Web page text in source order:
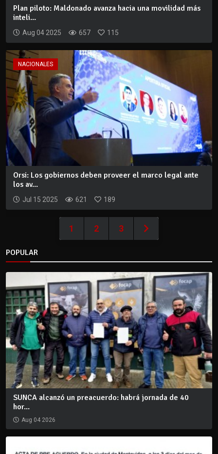
Plan piloto: Maldonado avanza hacia una movilidad más
inteli...
Aug 04 2025 657 115
NACIONALES
Orsi: Los gobiernos deben proveer el marco legal ante
los av...
Jul 15 2025 621 189
1 2 3
POPULAR
SUNCA alcanzó un preacuerdo: habrá jornada de 40
hor...
Aug 04 2026